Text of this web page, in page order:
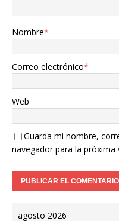
Nombre*
Correo electrónico*
Web
Guarda mi nombre,
navegador para la próxima
agosto 2026